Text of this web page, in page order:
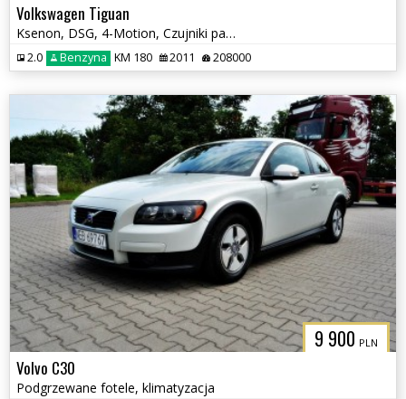
Volkswagen Tiguan
Ksenon, DSG, 4-Motion, Czujniki parkowania tył, Klimatyzacja, Hak
2.0 Benzyna KM 180 2011 208000
9 900 PLN
Volvo C30
Podgrzewane fotele, klimatyzacja